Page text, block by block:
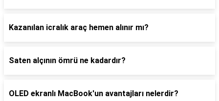
Kazanılan icralık araç hemen alınır mı?
Saten alçının ömrü ne kadardır?
OLED ekranlı MacBook'un avantajları nelerdir?